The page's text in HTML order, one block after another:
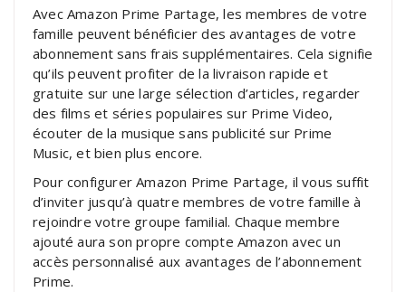
Avec Amazon Prime Partage, les membres de votre
famille peuvent bénéficier des avantages de votre
abonnement sans frais supplémentaires. Cela signifie
qu’ils peuvent profiter de la livraison rapide et
gratuite sur une large sélection d’articles, regarder
des films et séries populaires sur Prime Video,
écouter de la musique sans publicité sur Prime
Music, et bien plus encore.
Pour configurer Amazon Prime Partage, il vous suffit
d’inviter jusqu’à quatre membres de votre famille à
rejoindre votre groupe familial. Chaque membre
ajouté aura son propre compte Amazon avec un
accès personnalisé aux avantages de l’abonnement
Prime.